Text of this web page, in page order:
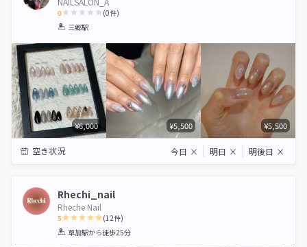
0
1 2 3 4
(0件)
三郷駅
¥6,000 ¥5,500 ¥5,500
空き状況 今日 × 明日 × 明後日 ×
Rhechi_nail
Rheche Nail
5
1 2 3 4 5
(12件)
草加駅から徒歩25分